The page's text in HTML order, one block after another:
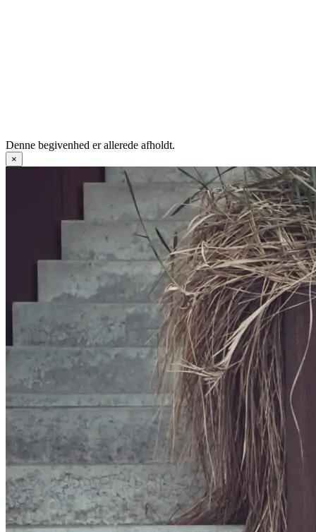
Denne begivenhed er allerede afholdt.
×